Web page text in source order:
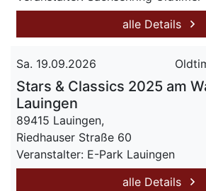
alle Details
Sa. 19.09.2026
Stars & Classics 2025 am
Lauingen
89415 Lauingen,
Riedhauser Straße 60
Veranstalter: E-Park Lauingen
alle Details